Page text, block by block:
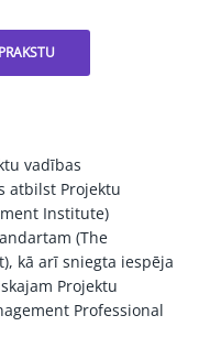
vadības
atbilst Projektu
Institute)
(The
kā arī sniegta iespēja
Projektu
Professional